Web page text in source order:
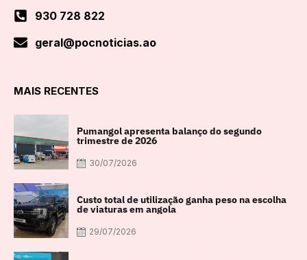
930 728 822
geral@pocnoticias.ao
MAIS RECENTES
Pumangol apresenta balanço do segundo
trimestre de 2026
30/07/2026
Custo total de utilização ganha peso na escolha
de viaturas em angola
29/07/2026